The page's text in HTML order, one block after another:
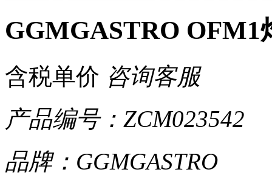
GGMGASTRO OFM1
含税单价 咨询客服
产品编号：ZCM023542
品牌：GGMGASTRO